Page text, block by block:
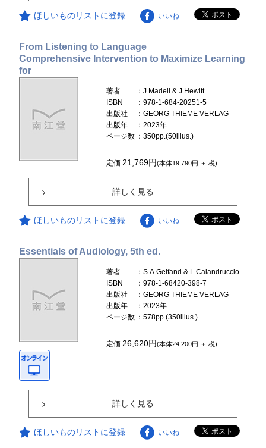
ほしいものリストに登録 いいね
From Listening to Language
Comprehensive Intervention to Maximize Learning
for
著者
：J.Madell & J.Hewitt
ISBN
：978-1-684-20251-5
出版社
：GEORG THIEME VERLAG
出版年
：2023年
ページ数 ：350pp.(50illus.)
定価21,769円(本体19,790円 ＋ 税)
詳しく見る
ほしいものリストに登録 いいね
Essentials of Audiology, 5th ed.
著者
：S.A.Gelfand & L.Calandruccio
ISBN
：978-1-68420-398-7
出版社
：GEORG THIEME VERLAG
出版年
：2023年
ページ数 ：578pp.(350illus.)
定価26,620円(本体24,200円 ＋ 税)
詳しく見る
ほしいものリストに登録 いいね